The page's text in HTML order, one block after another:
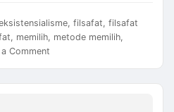
, filsafat, filsafat
, memilih, metode memilih,
Comment